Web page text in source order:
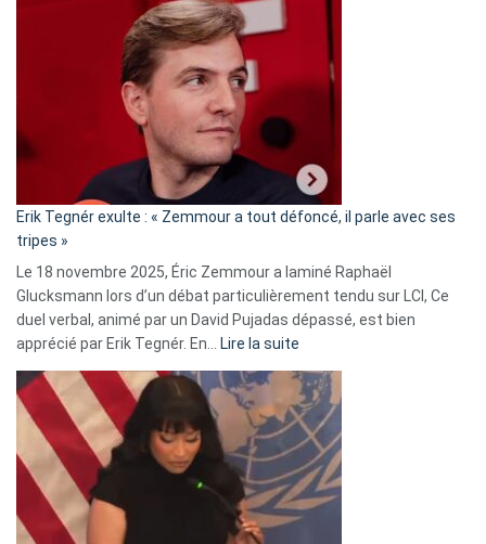
d’alliance
secrète
«
C’est
fake
news
»
Erik Tegnér exulte : « Zemmour a tout défoncé, il parle avec ses
tripes »
Le 18 novembre 2025, Éric Zemmour a laminé Raphaël
Glucksmann lors d’un débat particulièrement tendu sur LCI, Ce
duel verbal, animé par un David Pujadas dépassé, est bien
apprécié par Erik Tegnér. En… Lire la suite
Tegnér
exulte
« Zemmour
a
tout